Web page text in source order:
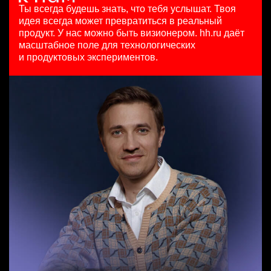
4 авг. 2026
з/п не указана
Москва
HeadHunter::Коммерческий департамент
Ташкент
Менеджер по продажам в сегменте среднего и крупного
бизнеса
HeadHunter::Телефонные продажи
29 июл. 2026
з/п не указана
Москва
Бренд-менеджер b2c
HeadHunter::Департамент маркетинга
вчера
з/п не указана
Москва
Ты всегда будешь знать, что тебя услышат. Твоя
идея всегда может превратиться в реальный
продукт. У нас можно быть визионером. hh.ru даёт
масштабное поле для технологических
и продуктовых экспериментов.